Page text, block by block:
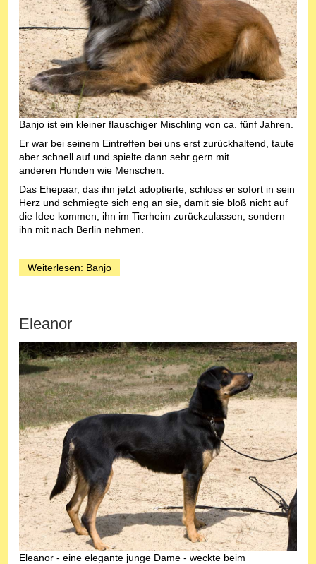
Banjo ist ein kleiner flauschiger Mischling von ca. fünf Jahren.
Er war bei seinem Eintreffen bei uns erst zurückhaltend, taute
aber schnell auf und spielte dann sehr gern mit
anderen Hunden wie Menschen.
Das Ehepaar, das ihn jetzt adoptierte, schloss er sofort in sein
Herz und schmiegte sich eng an sie, damit sie bloß nicht auf
die Idee kommen, ihn im Tierheim zurückzulassen, sondern
ihn mit nach Berlin nehmen.
Weiterlesen: Banjo
Eleanor
Eleanor - eine elegante junge Dame - weckte beim